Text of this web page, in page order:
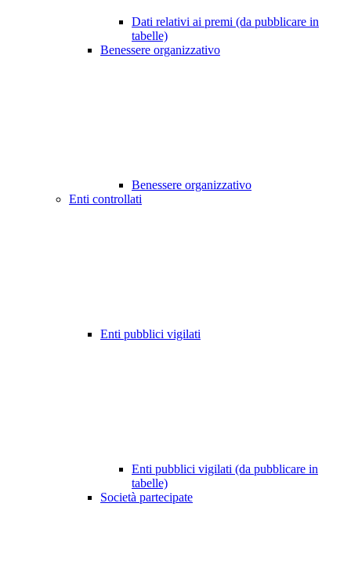
Dati relativi ai premi (da pubblicare in
tabelle)
Benessere organizzativo
Benessere organizzativo
Enti controllati
Enti pubblici vigilati
Enti pubblici vigilati (da pubblicare in
tabelle)
Società partecipate